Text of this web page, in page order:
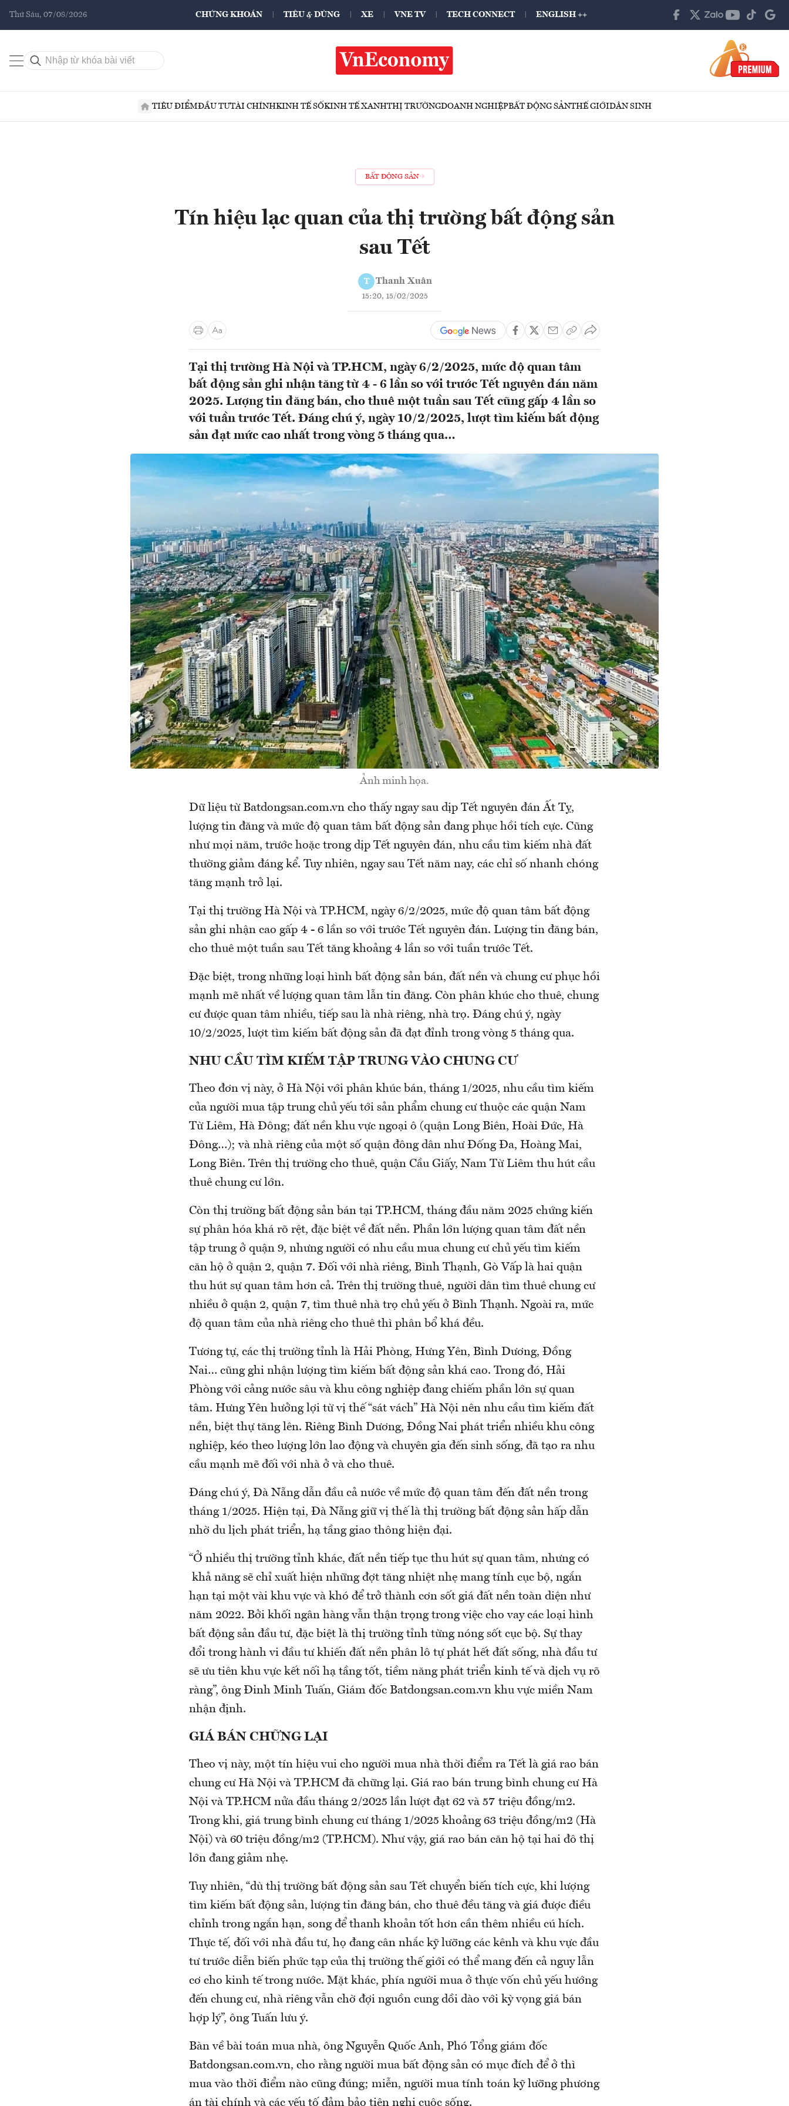
Thứ Sáu, 07/08/2026 CHỨNG KHOÁN TIÊU & DÙNG XE VNE TV TECH CONNECT ENGLISH ++
TIÊU ĐIỂMĐẦU TƯTÀI CHÍNHKINH TẾ SỐKINH TẾ XANHTHỊ TRƯỜNGDOANH NGHIỆPBẤT ĐỘNG SẢNTHẾ GIỚIDÂN SINH
BẤT ĐỘNG SẢN
Tín hiệu lạc quan của thị trường bất động sản
sau Tết
T Thanh Xuân
15:20, 15/02/2025
Tại thị trường Hà Nội và TP.HCM, ngày 6/2/2025, mức độ quan tâm
bất động sản ghi nhận tăng từ 4 - 6 lần so với trước Tết nguyên đán năm
2025. Lượng tin đăng bán, cho thuê một tuần sau Tết cũng gấp 4 lần so
với tuần trước Tết. Đáng chú ý, ngày 10/2/2025, lượt tìm kiếm bất động
sản đạt mức cao nhất trong vòng 5 tháng qua…
Ảnh minh họa.
Dữ liệu từ Batdongsan.com.vn cho thấy ngay sau dịp Tết nguyên đán Ất Tỵ,
lượng tin đăng và mức độ quan tâm bất động sản đang phục hồi tích cực. Cũng
như mọi năm, trước hoặc trong dịp Tết nguyên đán, nhu cầu tìm kiếm nhà đất
thường giảm đáng kể. Tuy nhiên, ngay sau Tết năm nay, các chỉ số nhanh chóng
tăng mạnh trở lại.
Tại thị trường Hà Nội và TP.HCM, ngày 6/2/2025, mức độ quan tâm bất động
sản ghi nhận cao gấp 4 - 6 lần so với trước Tết nguyên đán. Lượng tin đăng bán,
cho thuê một tuần sau Tết tăng khoảng 4 lần so với tuần trước Tết.
Đặc biệt, trong những loại hình bất động sản bán, đất nền và chung cư phục hồi
mạnh mẽ nhất về lượng quan tâm lẫn tin đăng. Còn phân khúc cho thuê, chung
cư được quan tâm nhiều, tiếp sau là nhà riêng, nhà trọ. Đáng chú ý, ngày
10/2/2025, lượt tìm kiếm bất động sản đã đạt đỉnh trong vòng 5 tháng qua.
NHU CẦU TÌM KIẾM TẬP TRUNG VÀO CHUNG CƯ
Theo đơn vị này, ở Hà Nội với phân khúc bán, tháng 1/2025, nhu cầu tìm kiếm
của người mua tập trung chủ yếu tới sản phẩm chung cư thuộc các quận Nam
Từ Liêm, Hà Đông; đất nền khu vực ngoại ô (quận Long Biên, Hoài Đức, Hà
Đông…); và nhà riêng của một số quận đông dân như Đống Đa, Hoàng Mai,
Long Biên. Trên thị trường cho thuê, quận Cầu Giấy, Nam Từ Liêm thu hút cầu
thuê chung cư lớn.
Còn thị trường bất động sản bán tại TP.HCM, tháng đầu năm 2025 chứng kiến
sự phân hóa khá rõ rệt, đặc biệt về đất nền. Phần lớn lượng quan tâm đất nền
tập trung ở quận 9, nhưng người có nhu cầu mua chung cư chủ yếu tìm kiếm
căn hộ ở quận 2, quận 7. Đối với nhà riêng, Bình Thạnh, Gò Vấp là hai quận
thu hút sự quan tâm hơn cả. Trên thị trường thuê, người dân tìm thuê chung cư
nhiều ở quận 2, quận 7, tìm thuê nhà trọ chủ yếu ở Bình Thạnh. Ngoài ra, mức
độ quan tâm của nhà riêng cho thuê thì phân bổ khá đều.
Tương tự, các thị trường tỉnh là Hải Phòng, Hưng Yên, Bình Dương, Đồng
Nai… cũng ghi nhận lượng tìm kiếm bất động sản khá cao. Trong đó, Hải
Phòng với cảng nước sâu và khu công nghiệp đang chiếm phần lớn sự quan
tâm. Hưng Yên hưởng lợi từ vị thế “sát vách” Hà Nội nên nhu cầu tìm kiếm đất
nền, biệt thự tăng lên. Riêng Bình Dương, Đồng Nai phát triển nhiều khu công
nghiệp, kéo theo lượng lớn lao động và chuyên gia đến sinh sống, đã tạo ra nhu
cầu mạnh mẽ đối với nhà ở và cho thuê.
Đáng chú ý, Đà Nẵng dẫn đầu cả nước về mức độ quan tâm đến đất nền trong
tháng 1/2025. Hiện tại, Đà Nẵng giữ vị thế là thị trường bất động sản hấp dẫn
nhờ du lịch phát triển, hạ tầng giao thông hiện đại.
“Ở nhiều thị trường tỉnh khác, đất nền tiếp tục thu hút sự quan tâm, nhưng có
khả năng sẽ chỉ xuất hiện những đợt tăng nhiệt nhẹ mang tính cục bộ, ngắn
hạn tại một vài khu vực và khó để trở thành cơn sốt giá đất nền toàn diện như
năm 2022. Bởi khối ngân hàng vẫn thận trọng trong việc cho vay các loại hình
bất động sản đầu tư, đặc biệt là thị trường tỉnh từng nóng sốt cục bộ. Sự thay
đổi trong hành vi đầu tư khiến đất nền phân lô tự phát hết đất sống, nhà đầu tư
sẽ ưu tiên khu vực kết nối hạ tầng tốt, tiềm năng phát triển kinh tế và dịch vụ rõ
ràng”, ông Đinh Minh Tuấn, Giám đốc Batdongsan.com.vn khu vực miền Nam
nhận định.
GIÁ BÁN CHỮNG LẠI
Theo vị này, một tín hiệu vui cho người mua nhà thời điểm ra Tết là giá rao bán
chung cư Hà Nội và TP.HCM đã chững lại. Giá rao bán trung bình chung cư Hà
Nội và TP.HCM nửa đầu tháng 2/2025 lần lượt đạt 62 và 57 triệu đồng/m2.
Trong khi, giá trung bình chung cư tháng 1/2025 khoảng 63 triệu đồng/m2 (Hà
Nội) và 60 triệu đồng/m2 (TP.HCM). Như vậy, giá rao bán căn hộ tại hai đô thị
lớn đang giảm nhẹ.
Tuy nhiên, “dù thị trường bất động sản sau Tết chuyển biến tích cực, khi lượng
tìm kiếm bất động sản, lượng tin đăng bán, cho thuê đều tăng và giá được điều
chỉnh trong ngắn hạn, song để thanh khoản tốt hơn cần thêm nhiều cú hích.
Thực tế, đối với nhà đầu tư, họ đang cân nhắc kỹ lưỡng các kênh và khu vực đầu
tư trước diễn biến phức tạp của thị trường thế giới có thể mang đến cả nguy lẫn
cơ cho kinh tế trong nước. Mặt khác, phía người mua ở thực vốn chủ yếu hướng
đến chung cư, nhà riêng vẫn chờ đợi nguồn cung dồi dào với kỳ vọng giá bán
hợp lý”, ông Tuấn lưu ý.
Bàn về bài toán mua nhà, ông Nguyễn Quốc Anh, Phó Tổng giám đốc
Batdongsan.com.vn, cho rằng người mua bất động sản có mục đích để ở thì
mua vào thời điểm nào cũng đúng; miễn, người mua tính toán kỹ lưỡng phương
án tài chính và các yếu tố đảm bảo tiện nghi cuộc sống.